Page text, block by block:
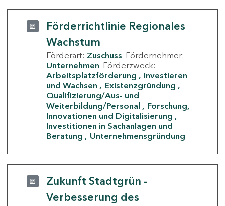
Förderrichtlinie Regionales
Wachstum
Förderart: Zuschuss Fördernehmer:
Unternehmen Förderzweck:
Arbeitsplatzförderung
Investieren
und Wachsen
Existenzgründung
Qualifizierung/Aus- und
Weiterbildung/Personal
Forschung,
Innovationen und Digitalisierung
Investitionen in Sachanlagen und
Beratung
Unternehmensgründung
Zukunft Stadtgrün -
Verbesserung des